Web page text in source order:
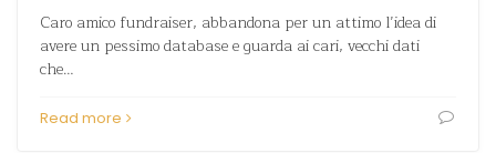
Caro amico fundraiser, abbandona per un attimo l’idea di
avere un pessimo database e guarda ai cari, vecchi dati
che…
Read more